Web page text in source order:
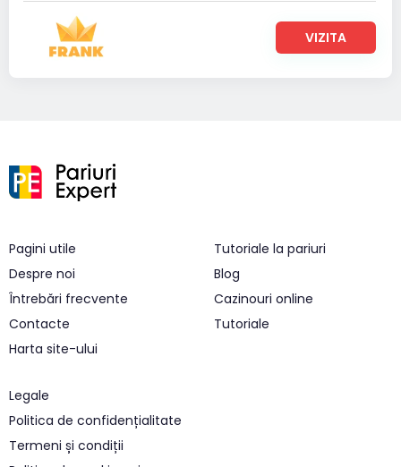
VIZITA
Pagini utile
Despre noi
Întrebări frecvente
Contacte
Harta site-ului
Tutoriale la pariuri
Blog
Cazinouri online
Tutoriale
Legale
Politica de confidențialitate
Termeni și condiții